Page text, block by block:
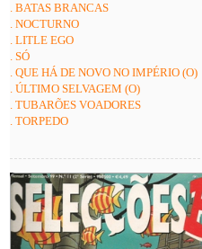
. BATAS BRANCAS
. NOCTURNO
. LITLE EGO
. SÓ
. QUE HÁ DE NOVO NO IMPÉRIO (O)
. ÚLTIMO SELVAGEM (O)
. TUBARÕES VOADORES
. TORPEDO